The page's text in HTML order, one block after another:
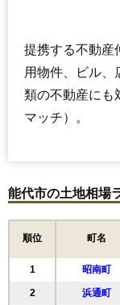
提携する不動産
用物件、ビル、
類の不動産にも
マッチ）。
能代市の土地相場
順位 町名
1 昭南町
2 浜通町